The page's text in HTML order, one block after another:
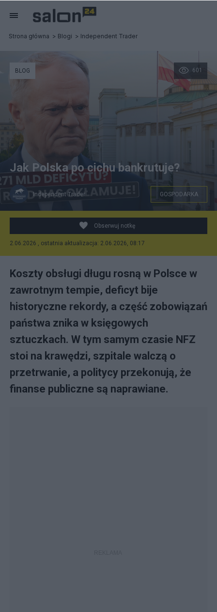
Strona główna Blogi Independent Trader
Jak Polska po cichu bankrutuje? - Independent Trader
601
BLOG
Jak Polska po cichu bankrutuje?
Independent Trader GOSPODARKA
Obserwuj notkę
2.06.2026 , ostatnia aktualizacja: 2.06.2026, 08:17
Koszty obsługi długu rosną w Polsce w
zawrotnym tempie, deficyt bije
historyczne rekordy, a część zobowiązań
państwa znika w księgowych
sztuczkach. W tym samym czasie NFZ
stoi na krawędzi, szpitale walczą o
przetrwanie, a politycy przekonują, że
finanse publiczne są naprawiane.